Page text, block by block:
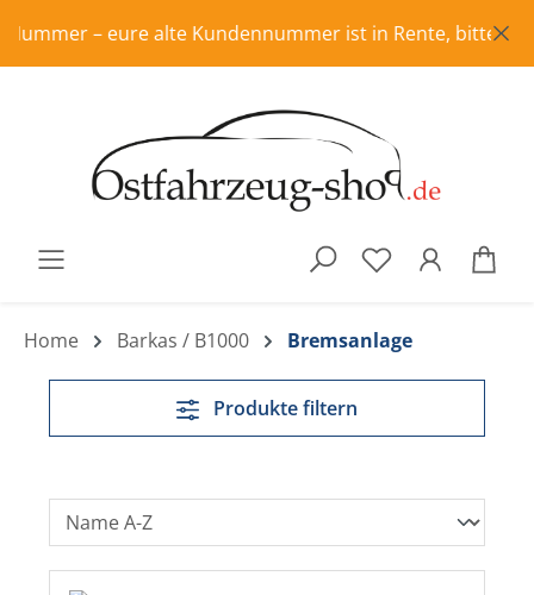
Zum Hauptinhalt springen
– eure alte Kundennummer ist in Rente, bitte frisch
Home Barkas / B1000 Bremsanlage
Produkte filtern